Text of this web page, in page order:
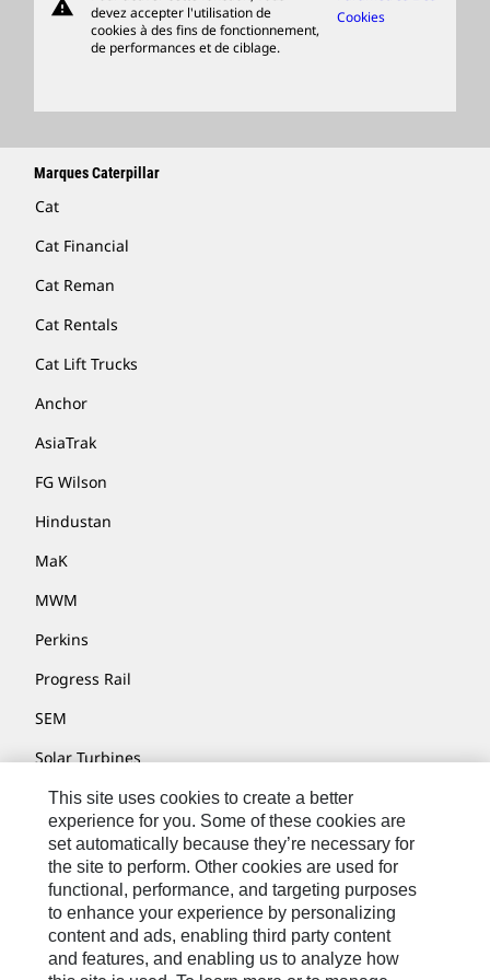
Merchandise
Rechercher Un Concessionnaire
warning
devez accepter l'utilisation de
cookies à des fins de fonctionnement,
de performances et de ciblage.
Cookies
Marques Caterpillar
Cat
Cat Financial
Cat Reman
Cat Rentals
Cat Lift Trucks
Anchor
AsiaTrak
FG Wilson
Hindustan
MaK
MWM
Perkins
Progress Rail
SEM
Solar Turbines
SPM Oil & Gas
Turner Powertrain Systems
Nous Contacter
Plan Du Site
This site uses cookies to create a better
experience for you. Some of these cookies are
set automatically because they’re necessary for
the site to perform. Other cookies are used for
functional, performance, and targeting purposes
to enhance your experience by personalizing
content and ads, enabling third party content
and features, and enabling us to analyze how